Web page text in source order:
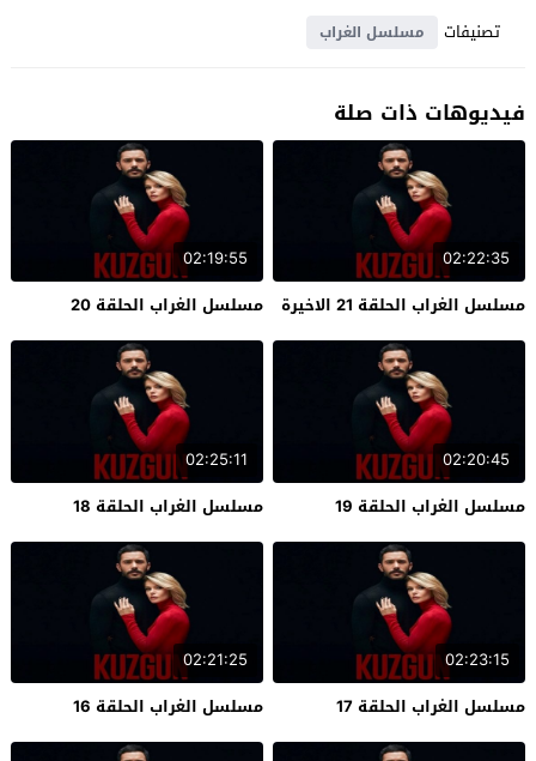
تصنيفات
مسلسل الغراب
فيديوهات ذات صلة
02:22:35
مسلسل الغراب الحلقة 21 الاخيرة
02:19:55
مسلسل الغراب الحلقة 20
02:20:45
مسلسل الغراب الحلقة 19
02:25:11
مسلسل الغراب الحلقة 18
02:23:15
مسلسل الغراب الحلقة 17
02:21:25
مسلسل الغراب الحلقة 16